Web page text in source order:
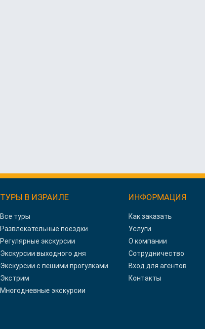
ТУРЫ В ИЗРАИЛЕ
Все туры
Развлекательные поездки
Регулярные экскурсии
Экскурсии выходного дня
Экскурсии с пешими прогулками
Экстрим
Многодневные экскурсии
ИНФОРМАЦИЯ
Как заказать
Услуги
О компании
Сотрудничество
Вход для агентов
Контакты